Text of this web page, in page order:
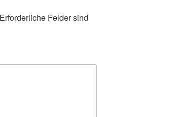
Erforderliche Felder sind